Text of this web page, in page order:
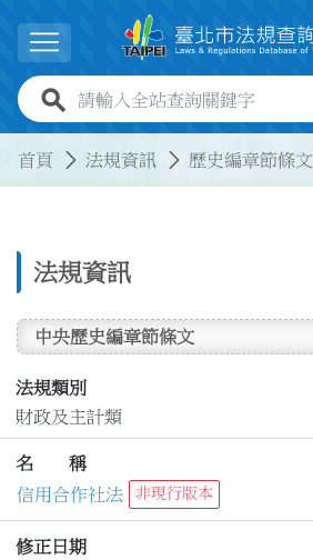
展開選單
全站查詢關鍵字欄位
首頁 法規資訊 歷史編章節條文
法規資訊
中央歷史編章節條文
法規類別
財政及主計類
名 稱
信用合作社法
非現行版本
修正日期